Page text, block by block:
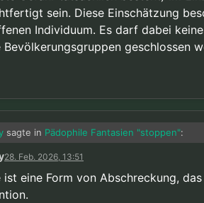
sein. Diese Einschätzung
Individuum. Es darf dabei
Bevölkerungsgruppen geschlossen
sagte in Pädophile Fantasien "stoppen":
trifft natürlich per Definition
kommen lassen.”
Auch Strafe wäre eine Form der
28. Feb. 2026, 13:51
ist eine Form von Abschreckung,